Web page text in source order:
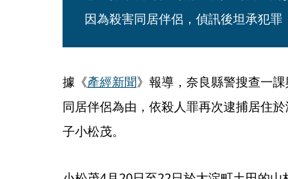
因為殺害同居伴侶，偵訊後坦承犯罪
據《產經新聞》報導，奈良縣警搜查一
同居伴侶為由，依殺人罪再次逮捕居住
子小松茂。